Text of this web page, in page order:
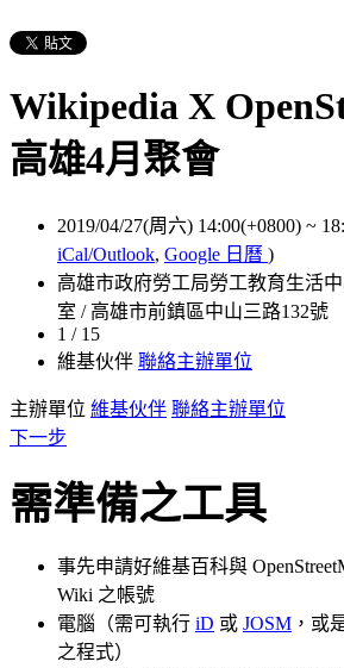
Wikipedia X
高雄4月聚會
2019/04/27(周六) 14:00(+0800) ~
iCal/Outlook, Google 日曆 )
高雄市政府勞工局勞工教育生活
室 / 高雄市前鎮區中山三路132號
1 / 15
維基伙伴 聯絡主辦單位
主辦單位 維基伙伴 聯絡主辦單位
下一步
需準備之工具
事先申請好維基百科與
Wiki 之帳號
電腦（需可執行 iD 或 JOSM ，或
之程式）